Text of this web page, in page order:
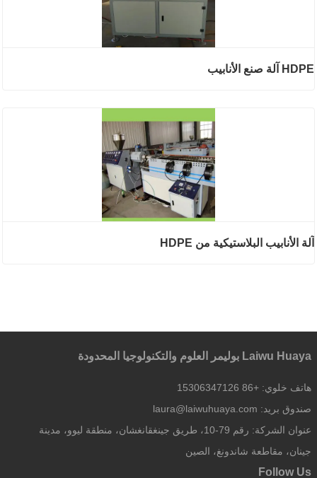
HDPE آلة صنع الأنابيب
آلة الأنابيب البلاستيكية من HDPE
Laiwu Huaya بوليمر العلوم والتكنولوجيا المحدودة
هاتف خلوي: +86 15306347126
صندوق بريد: laura@laiwuhuaya.com
عنوان الشركة:
رقم 79-10، طريق جينغقانغشان، منطقة ليوو، مدينة
جينان، مقاطعة شاندونغ، الصين
Follow Us